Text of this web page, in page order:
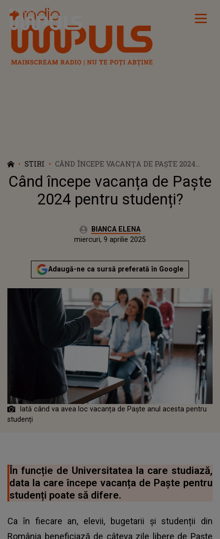
Radio Impuls
STIRI
CÂND ÎNCEPE VACANȚA DE PAȘTE 2024
Când începe vacanța de Paște
2024 pentru studenți?
Autor:BIANCA ELENA
Actualizat:
miercuri, 9 aprilie 2025
Adaugă-ne ca sursă preferată în Google
Iată când va avea loc vacanța de Paște anul acesta pentru
studenți
În funcție de Universitatea la care studiază,
data la care începe vacanța de Paște pentru
studenți poate să difere.
Ca în fiecare an, elevii, bugetarii și studenții din
România beneficiază de câteva zile libere de Paște